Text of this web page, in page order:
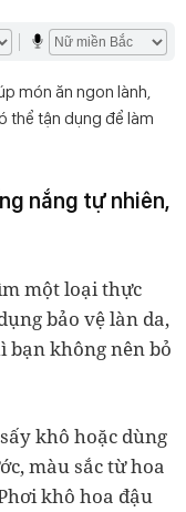
món ăn ngon lành,
thể tận dụng để làm
nắng tự nhiên,
một loại thực
bảo vệ làn da,
bạn không nên bỏ
khô hoặc dùng
màu sắc từ hoa
khô hoa đậu